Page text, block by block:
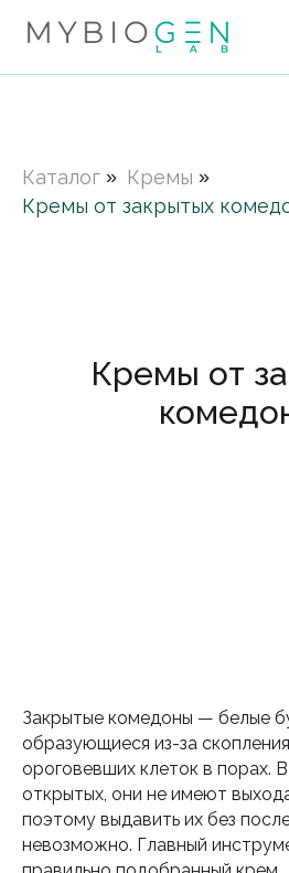
Каталог » Кремы »
Кремы от закрытых
Кремы от
Закрытые комедоны — белые
образующиеся из-за
ороговевших клеток в порах.
открытых, они не имеют
поэтому выдавить их без
невозможно. Главный